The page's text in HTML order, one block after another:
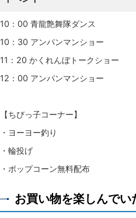
10：00 青龍艶舞隊ダンス
10：30 アンパンマンショー
11：20 かくれんぼトークショー
12：00 アンパンマンショー
【ちびっ子コーナー】
・ヨーヨー釣り
・輪投げ
・ポップコーン無料配布
お買い物を楽しんでい